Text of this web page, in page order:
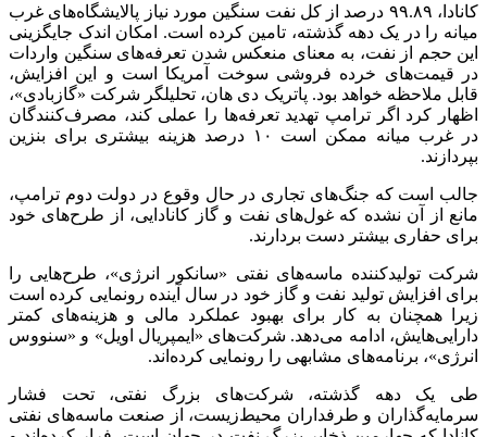
کانادا، ۹۹.۸۹ درصد از کل نفت سنگین مورد نیاز پالایشگاه‌های غرب
میانه را در یک دهه گذشته، تامین کرده است. امکان اندک جایگزینی
این حجم از نفت، به معنای منعکس شدن تعرفه‌های سنگین واردات
در قیمت‌های خرده فروشی سوخت آمریکا است و این افزایش،
قابل ملاحظه خواهد بود. پاتریک دی هان، تحلیلگر شرکت «گازبادی»،
اظهار کرد اگر ترامپ تهدید تعرفه‌ها را عملی کند، مصرف‌کنندگان
در غرب میانه ممکن است ۱۰ درصد هزینه بیشتری برای بنزین
بپردازند.
جالب است که جنگ‌های تجاری در حال وقوع در دولت دوم ترامپ،
مانع از آن نشده که غول‌های نفت و گاز کانادایی، از طرح‌های خود
برای حفاری بیشتر دست بردارند.
شرکت تولیدکننده ماسه‌های نفتی «سانکور انرژی»، طرح‌هایی را
برای افزایش تولید نفت و گاز خود در سال آینده رونمایی کرده است
زیرا همچنان به کار برای بهبود عملکرد مالی و هزینه‌های کمتر
دارایی‌هایش، ادامه می‌دهد. شرکت‌های «ایمپریال اویل» و «سنووس
انرژی»، برنامه‌های مشابهی را رونمایی کرده‌اند.
طی یک دهه گذشته، شرکت‌های بزرگ نفتی، تحت فشار
سرمایه‌گذاران و طرفداران محیط‌زیست، از صنعت ماسه‌های نفتی